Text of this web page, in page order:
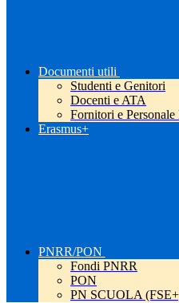
Documenti utili
Studenti e Genitori
Docenti e ATA
Fornitori e Personale
Erasmus+
PNRR/PON
Fondi PNRR
PON
PN SCUOLA